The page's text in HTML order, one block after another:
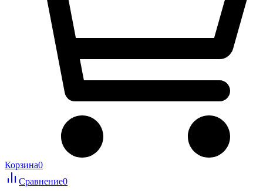
Корзина0
Сравнение0